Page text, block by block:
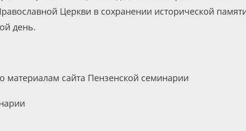
Церкви в сохранении исторической
день.
материалам сайта Пензенской семинарии